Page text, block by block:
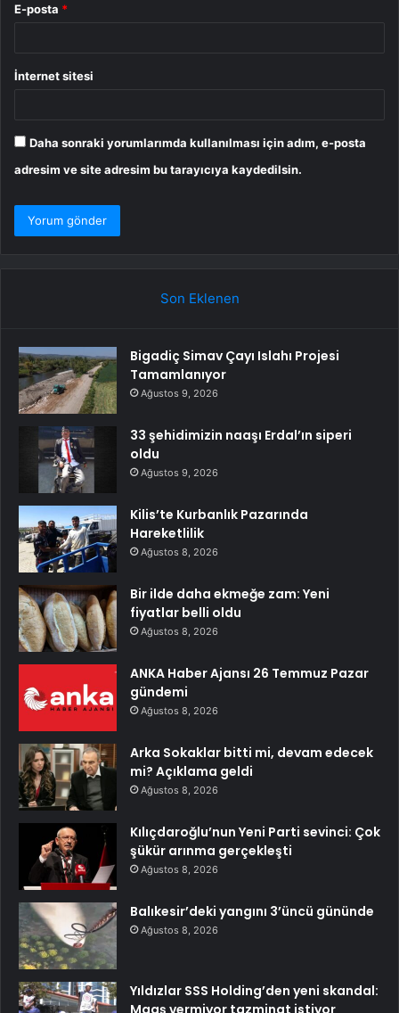
E-posta *
İnternet sitesi
Daha sonraki yorumlarımda kullanılması için adım, e-posta
adresim ve site adresim bu tarayıcıya kaydedilsin.
Son Eklenen
Bigadiç Simav Çayı Islahı Projesi
Tamamlanıyor
Ağustos 9, 2026
33 şehidimizin naaşı Erdal’ın siperi
oldu
Ağustos 9, 2026
Kilis’te Kurbanlık Pazarında
Hareketlilik
Ağustos 8, 2026
Bir ilde daha ekmeğe zam: Yeni
fiyatlar belli oldu
Ağustos 8, 2026
ANKA Haber Ajansı 26 Temmuz Pazar
gündemi
Ağustos 8, 2026
Arka Sokaklar bitti mi, devam edecek
mi? Açıklama geldi
Ağustos 8, 2026
Kılıçdaroğlu’nun Yeni Parti sevinci: Çok
şükür arınma gerçekleşti
Ağustos 8, 2026
Balıkesir’deki yangını 3’üncü gününde
Ağustos 8, 2026
Yıldızlar SSS Holding’den yeni skandal:
Maaş vermiyor tazminat istiyor